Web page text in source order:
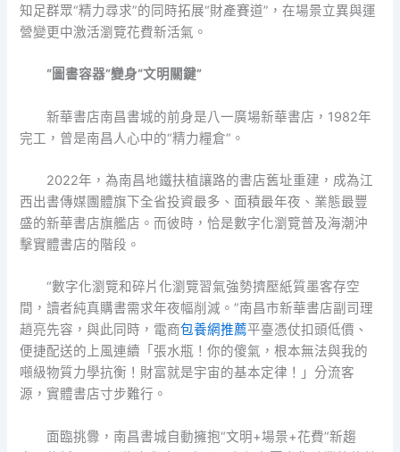
知足群眾“精力尋求”的同時拓展“財產賽道”，在場景立異與運
營變更中激活瀏覽花費新活氣。
“圖書容器”變身“文明關鍵”
新華書店南昌書城的前身是八一廣場新華書店，1982年
完工，曾是南昌人心中的“精力糧倉”。
2022年，為南昌地鐵扶植讓路的書店舊址重建，成為江
西出書傳媒團體旗下全省投資最多、面積最年夜、業態最豐
盛的新華書店旗艦店。而彼時，恰是數字化瀏覽普及海潮沖
擊實體書店的階段。
“數字化瀏覽和碎片化瀏覽習氣強勢擠壓紙質墨客存空
間，讀者純真購書需求年夜幅削減。”南昌市新華書店副司理
趙亮先容，與此同時，電商包養網推薦平臺憑仗扣頭低價、
便捷配送的上風連續「張水瓶！你的傻氣，根本無法與我的
噸級物質力學抗衡！財富就是宇宙的基本定律！」分流客
源，實體書店寸步難行。
面臨挑釁，南昌書城自動擁抱“文明+場景+花費”新趨